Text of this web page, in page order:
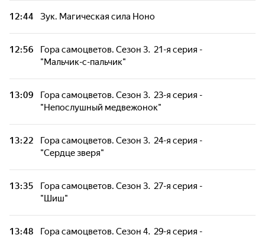
Робокар Поли и его друзья. Сезон 4. 17-я
серия - "Чудо на ферме Трэки"
Робокар Поли и его друзья. Сезон 4. 18-я
серия - "Исследование молний"
Робокар Поли и его друзья. Сезон 4. 19-я
серия - "Тайный план Кэмпа"
12:44 Зук. Магическая сила Ноно
12:56
Гора самоцветов. Сезон 3. 21-я серия -
"Мальчик-с-пальчик"
13:09
Гора самоцветов. Сезон 3. 23-я серия -
"Непослушный медвежонок"
13:22
Гора самоцветов. Сезон 3. 24-я серия -
"Сердце зверя"
13:35
Гора самоцветов. Сезон 3. 27-я серия -
"Шиш"
13:48
Гора самоцветов. Сезон 4. 29-я серия -